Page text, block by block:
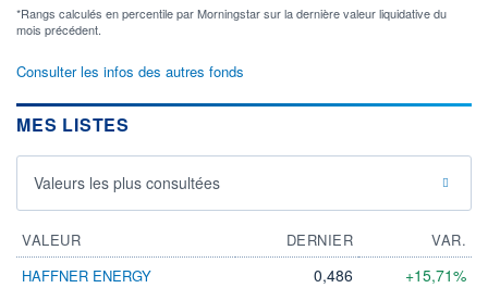
*Rangs calculés en percentile par Morningstar sur la dernière valeur liquidative du
mois précédent.
Consulter les infos des autres fonds
MES LISTES
Valeurs les plus consultées
VALEUR DERNIER
VAR.
HAFFNER ENERGY
0,486 +15,71%